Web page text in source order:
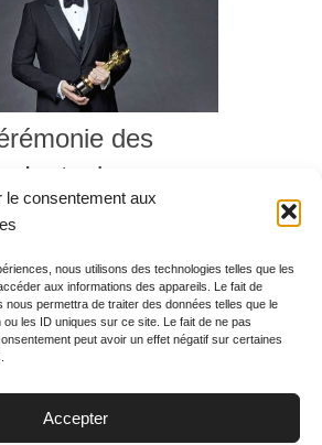
le consentement aux
nous utilisons des technologies telles que les
aux informations des appareils. Le fait de
nous permettra de traiter des données telles que le
les ID uniques sur ce site. Le fait de ne pas
peut avoir un effet négatif sur certaines
Accepter
des
Le tapis rouge,
du lundi 05
votre